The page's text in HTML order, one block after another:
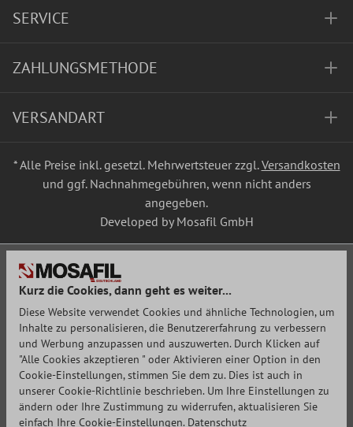
SERVICE
ZAHLUNGSMETHODE
VERSANDART
* Alle Preise inkl. gesetzl. Mehrwertsteuer zzgl.Versandkosten
und ggf. Nachnahmegebühren, wenn nicht anders
angegeben.
Developed by Mosafil GmbH
Kurz die Cookies, dann geht es weiter...
Diese Website verwendet Cookies und ähnliche Technologien, um
Inhalte zu personalisieren, die Benutzererfahrung zu verbessern
und Werbung anzupassen und auszuwerten. Durch Klicken auf
"Alle Cookies akzeptieren " oder Aktivieren einer Option in den
Cookie-Einstellungen, stimmen Sie dem zu. Dies ist auch in
unserer Cookie-Richtlinie beschrieben. Um Ihre Einstellungen zu
ändern oder Ihre Zustimmung zu widerrufen, aktualisieren Sie
einfach Ihre Cookie-Einstellungen. Datenschutz